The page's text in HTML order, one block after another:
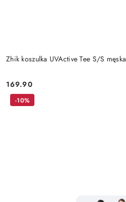
Zhik koszulka UVActive Tee S/S męska
Cena:
169.90
-10%